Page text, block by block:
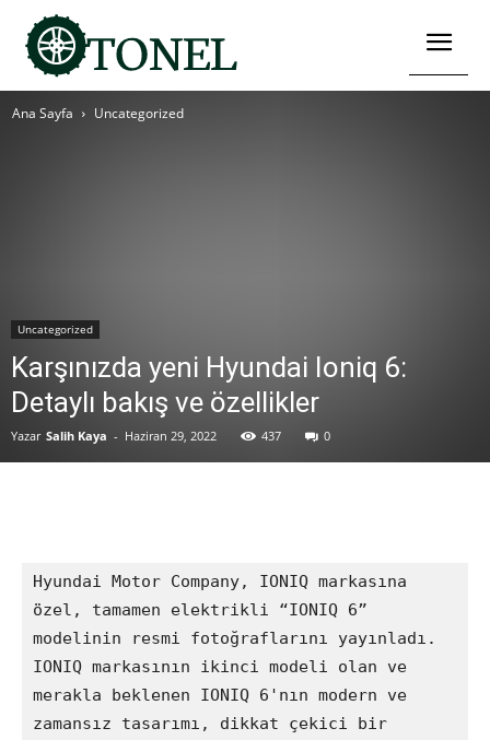
Ana Sayfa Uncategorized
Uncategorized
Karşınızda yeni Hyundai Ioniq 6:
Detaylı bakış ve özellikler
Yazar Salih Kaya - Haziran 29, 2022 437 0
Hyundai Motor Company, IONIQ markasına
özel, tamamen elektrikli “IONIQ 6”
modelinin resmi fotoğraflarını yayınladı.
IONIQ markasının ikinci modeli olan ve
merakla beklenen IONIQ 6'nın modern ve
zamansız tasarımı, dikkat çekici bir